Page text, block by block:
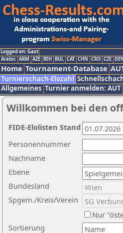
Logged on: Gast
Arabic ARM AZE BIH BUL CAT CHN CRO CZE
Home Tournament-Database
Turnierschach-Elozahl
Allgemeines Turnier anmelden: AUT
Willkommen bei den
Nachname
Ebene
Sortierung
Personennummer
Bundesland
Spgem./Kreis/Verein
Nur
FIDE-Elolisten Stand